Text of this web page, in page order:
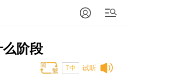
阶段
试听
T中